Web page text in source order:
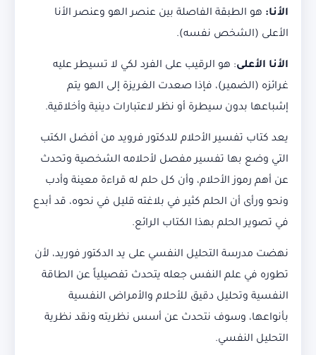
الأنا: هو الطبقة الفاصلة بين عنصر الهو وعنصر الأنا
الأعلى (الشخص نفسه).
الأنا الأعلى: هو الرقيب على الفرد لكي لا تسيطر عليه
غرائزه (الضمير)، فإذا صعدت الغريزة إلى الهو يتم
إشباعها بدون سيطرة أو نظر لاعتبارات دينية وأخلاقية.
يعد كتاب تفسير الأحلام للدكتور فرويد من أفضل الكتب
التي وضع بها تفسير مفصل لأحلامه الشخصية وتحدث
عن أهم رموز الأحلام، وأن كل حلم له قراءة معينة وأدب
ونحو ورأى أن الحلم كثير في بلاغته قليل في نحوه، قد أبدع
في تصوير الحلم بهذا الكتاب الرائع.
نهضت مدرسة التحليل النفسي على يد الدكتور فوريد، لأن
تطوره في علم النفس جعله يتحدث تفصيلياً عن الطاقة
النفسية وتحليل دقيق للأحلام والأمراض النفسية
بأنواعها، وسوف نتحدث عن أسس نظريته ونقد نظرية
التحليل النفسي.